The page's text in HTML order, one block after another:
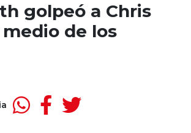
golpeó a Chris
de los